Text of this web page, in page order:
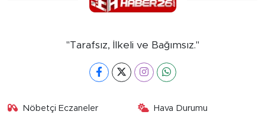
"Tarafsız, İlkeli ve Bağımsız."
Nöbetçi Eczaneler Hava Durumu